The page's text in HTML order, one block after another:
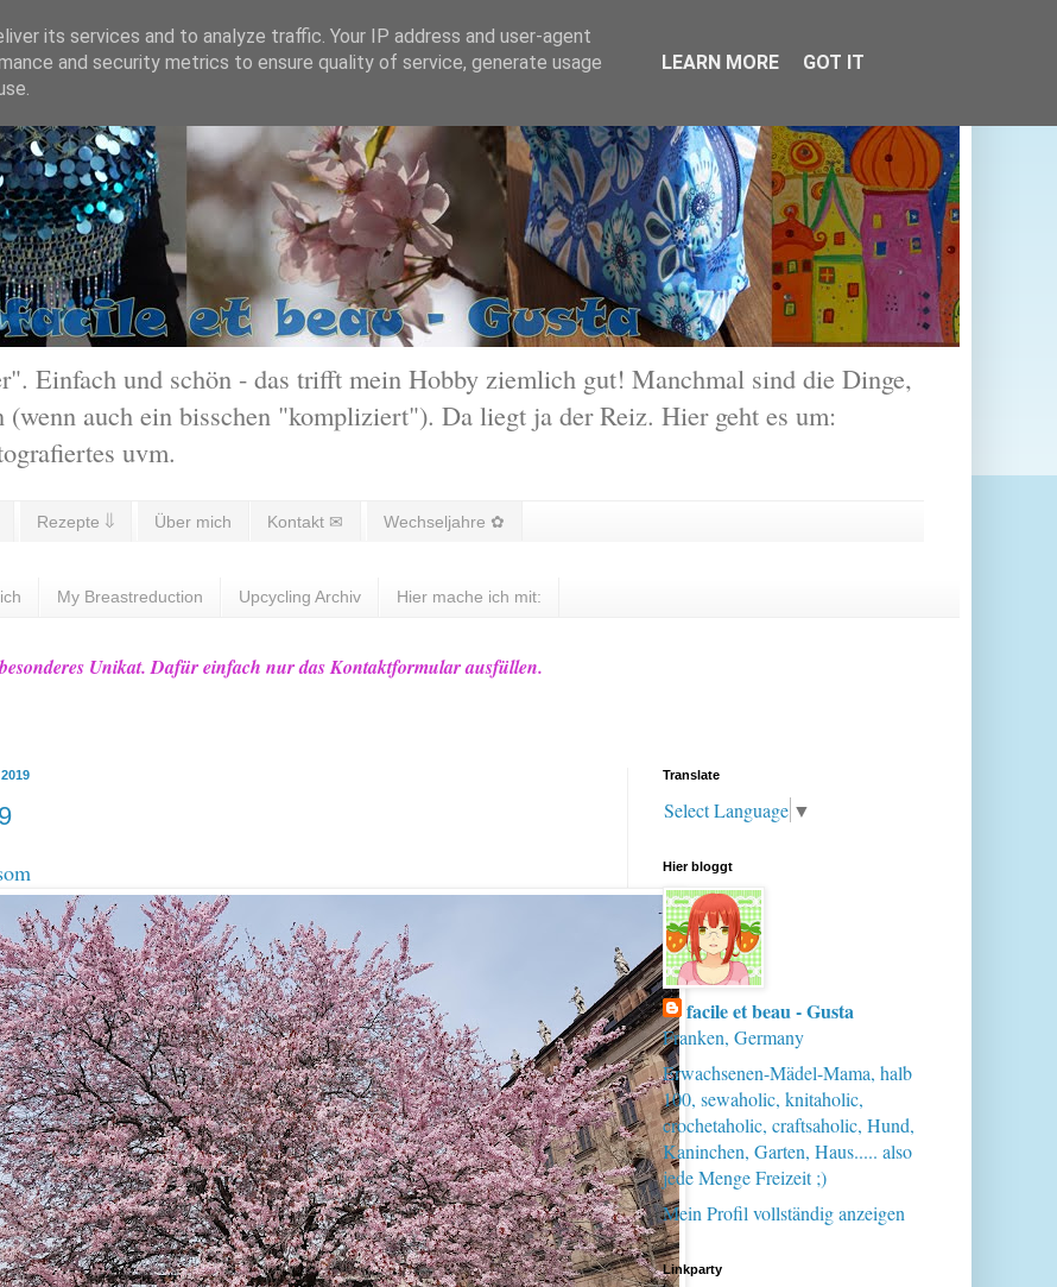
Einfach und schön - das trifft mein Hobby ziemlich gut! Manchmal sind die Dinge,
(wenn auch ein bisschen "kompliziert"). Da liegt ja der Reiz. Hier geht es um:
uvm.
Rezepte ⇓ Über mich Kontakt ✉ Wechseljahre ✿
My Breastreduction Upcycling Archiv Hier mache ich mit:
Unikat. Dafür einfach nur das Kontaktformular ausfüllen.
Translate
Select Language ▼
Hier bloggt
facile et beau - Gusta
Franken, Germany
Erwachsenen-Mädel-Mama, halb
100, sewaholic, knitaholic,
crochetaholic, craftsaholic, Hund,
Kaninchen, Garten, Haus..... also
jede Menge Freizeit ;)
Mein Profil vollständig anzeigen
Linkparty
its services and to analyze traffic. Your IP address and user-agent
and security metrics to ensure quality of service, generate usage
LEARN MORE GOT IT